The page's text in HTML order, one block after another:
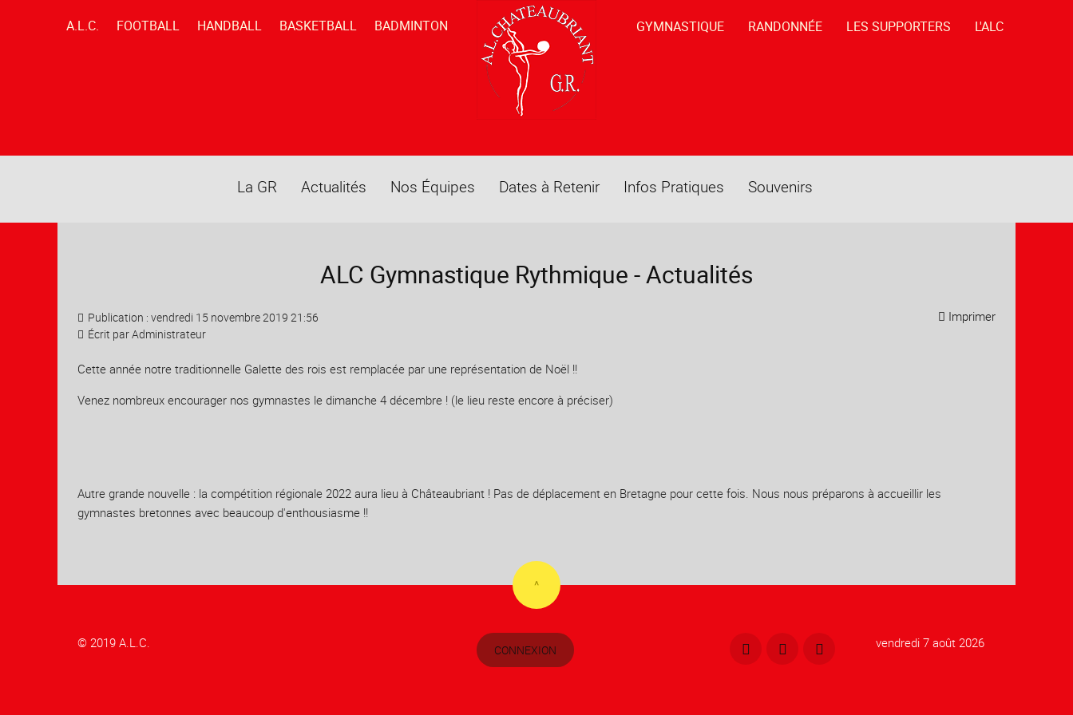
A.L.C. FOOTBALL HANDBALL BASKETBALL BADMINTON GYMNASTIQUE RANDONNÉE LES SUPPORTERS L'ALC
La GR Actualités Nos Équipes Dates à Retenir Infos Pratiques Souvenirs
ALC Gymnastique Rythmique - Actualités
Imprimer
Publication : vendredi 15 novembre 2019 21:56
Écrit parAdministrateur
Cette année notre traditionnelle Galette des rois est remplacée par une représentation de Noël !!
Venez nombreux encourager nos gymnastes le dimanche 4 décembre ! (le lieu reste encore à préciser)
Autre grande nouvelle : la compétition régionale 2022 aura lieu à Châteaubriant ! Pas de déplacement en Bretagne pour cette fois. Nous nous préparons à accueillir les
gymnastes bretonnes avec beaucoup d'enthousiasme !!
^
© 2019 A.L.C. CONNEXION vendredi 7 août 2026